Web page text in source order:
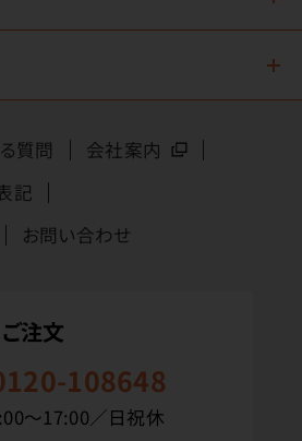
質問
会社案内
記
お問い合わせ
ご注文
108648
〜17:00／日祝休